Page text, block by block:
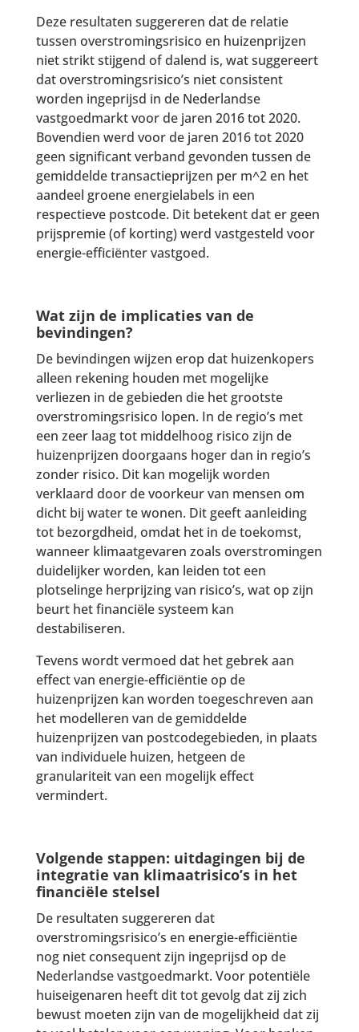
Deze resultaten suggereren dat de relatie
tussen overstromingsrisico en huizenprijzen
niet strikt stijgend of dalend is, wat suggereert
dat overstromingsrisico’s niet consistent
worden ingeprijsd in de Nederlandse
vastgoedmarkt voor de jaren 2016 tot 2020.
Bovendien werd voor de jaren 2016 tot 2020
geen significant verband gevonden tussen de
gemiddelde transactieprijzen per m^2 en het
aandeel groene energielabels in een
respectieve postcode. Dit betekent dat er geen
prijspremie (of korting) werd vastgesteld voor
energie-efficiënter vastgoed.
Wat zijn de implicaties van de
bevindingen?
De bevindingen wijzen erop dat huizenkopers
alleen rekening houden met mogelijke
verliezen in de gebieden die het grootste
overstromingsrisico lopen. In de regio’s met
een zeer laag tot middelhoog risico zijn de
huizenprijzen doorgaans hoger dan in regio’s
zonder risico. Dit kan mogelijk worden
verklaard door de voorkeur van mensen om
dicht bij water te wonen. Dit geeft aanleiding
tot bezorgdheid, omdat het in de toekomst,
wanneer klimaatgevaren zoals overstromingen
duidelijker worden, kan leiden tot een
plotselinge herprijzing van risico’s, wat op zijn
beurt het financiële systeem kan
destabiliseren.
Tevens wordt vermoed dat het gebrek aan
effect van energie-efficiëntie op de
huizenprijzen kan worden toegeschreven aan
het modelleren van de gemiddelde
huizenprijzen van postcodegebieden, in plaats
van individuele huizen, hetgeen de
granulariteit van een mogelijk effect
vermindert.
Volgende stappen: uitdagingen bij de
integratie van klimaatrisico’s in het
financiële stelsel
De resultaten suggereren dat
overstromingsrisico’s en energie-efficiëntie
nog niet consequent zijn ingeprijsd op de
Nederlandse vastgoedmarkt. Voor potentiële
huiseigenaren heeft dit tot gevolg dat zij zich
bewust moeten zijn van de mogelijkheid dat zij